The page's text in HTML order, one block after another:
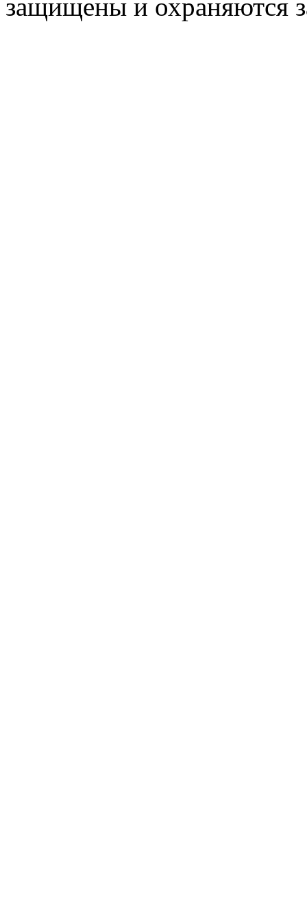
защищены и охраняются